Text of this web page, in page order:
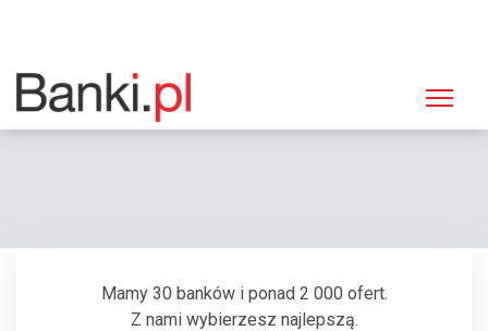
Strona główna Banki Oddział Alior Bank, Kraków, ul. Zwierzyniecka 24
Mamy 30 banków i ponad 2 000 ofert.
Z nami wybierzesz najlepszą.